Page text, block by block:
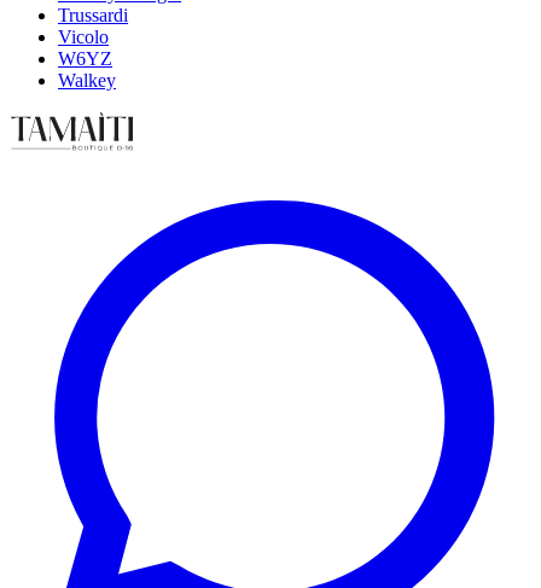
Trussardi
Vicolo
W6YZ
Walkey